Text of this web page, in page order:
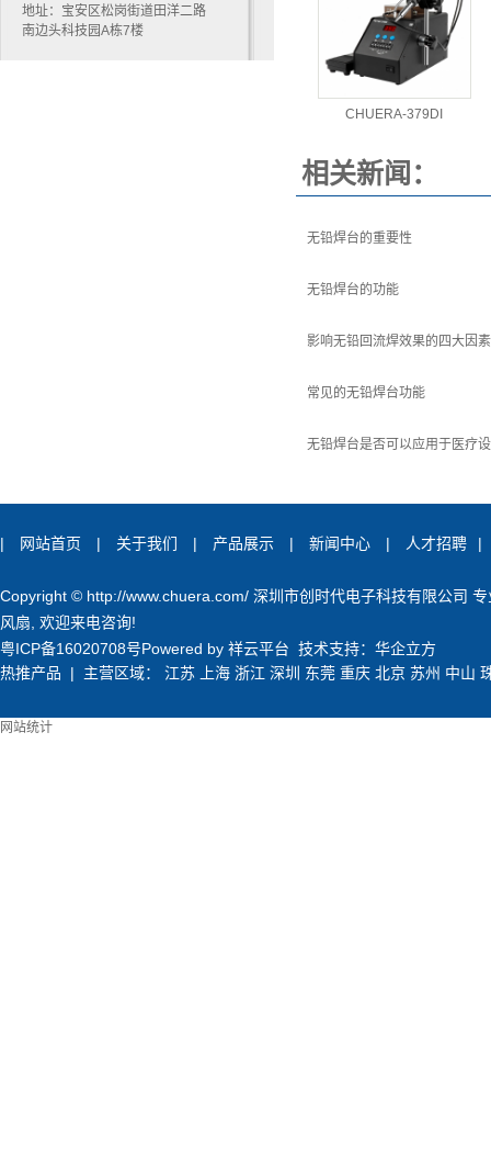
地址：宝安区松岗街道田洋二路
南边头科技园A栋7楼
CHUERA-379DI
相关新闻：
无铅焊台的重要性
无铅焊台的功能
影响无铅回流焊效果的四大因素
常见的无铅焊台功能
无铅焊台是否可以应用于医疗
| 网站首页 | 关于我们 | 产品展示 | 新闻中心 | 人才招聘 |
Copyright © http://www.chuera.com/ 深圳市创时代电子科技有限公司 专
风扇 , 欢迎来电咨询!
粤ICP备16020708号Powered by 祥云平台 技术支持： 华企立方
热推产品 | 主营区域： 江苏 上海 浙江 深圳 东莞 重庆 北京 苏州 中山
网站统计